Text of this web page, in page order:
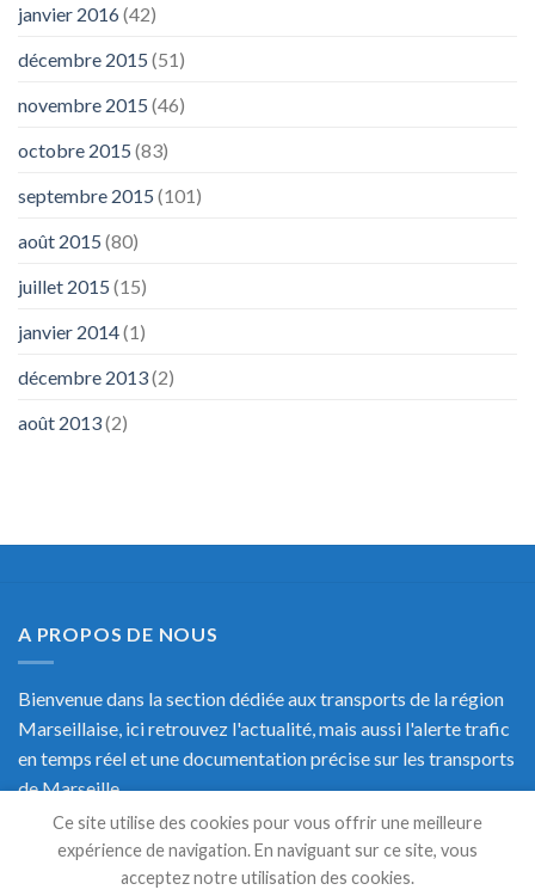
janvier 2016(42)
décembre 2015 (51)
novembre 2015 (46)
octobre 2015 (83)
septembre 2015 (101)
août 2015 (80)
juillet 2015 (15)
janvier 2014(1)
décembre 2013(2)
août 2013(2)
A PROPOS DE NOUS
Bienvenue dans la section dédiée aux transports de la région
Marseillaise, ici retrouvez l'actualité, mais aussi l'alerte trafic
en temps réel et une documentation précise sur les transports
de Marseille.
Ce site utilise des cookies pour vous offrir une meilleure
expérience de navigation. En naviguant sur ce site, vous
acceptez notre utilisation des cookies.